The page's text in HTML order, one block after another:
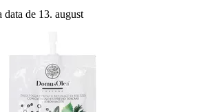
de 13. august